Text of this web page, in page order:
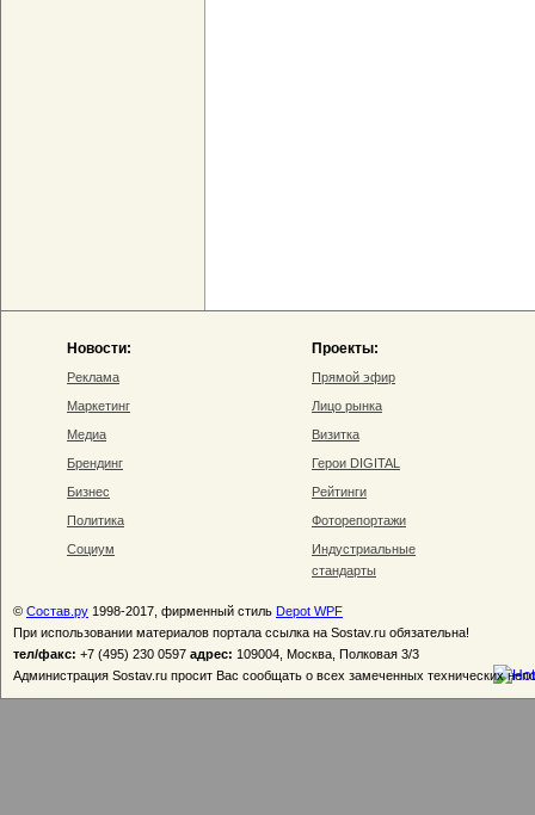
Новости:
Реклама
Маркетинг
Медиа
Брендинг
Бизнес
Политика
Социум
Проекты:
Прямой эфир
Лицо рынка
Визитка
Герои DIGITAL
Рейтинги
Фоторепортажи
Индустриальные
стандарты
© Состав.ру 1998-2017, фирменный стиль Depot WPF
При использовании материалов портала ссылка на Sostav.ru обязательна!
тел/факс: +7 (495) 230 0597 адрес: 109004, Москва, Полковая 3/3
Администрация Sostav.ru просит Вас сообщать о всех замеченных технических